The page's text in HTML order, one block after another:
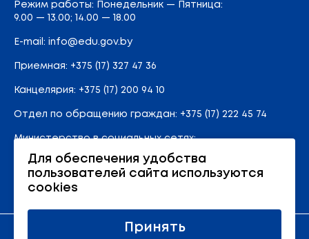
Режим работы: Понедельник — Пятница:
9.00 — 13.00; 14.00 — 18.00
E-mail: info@edu.gov.by
Приемная: +375 (17) 327 47 36
Канцелярия: +375 (17) 200 94 10
Отдел по обращению граждан: +375 (17) 222 45 74
Министерство в социальных сетях:
Карта сайта
Для обеспечения удобства
пользователей сайта используются
cookies
Принять